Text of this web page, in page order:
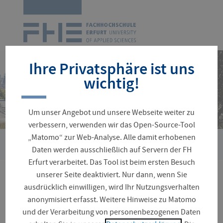
überspringen
Sie
sind
hier:
Fakultäten und Fachrichtungen › Landschaftsarchitektur,
Fakultät
Landschaftsarchitektur,
Ihre Privatsphäre ist uns
wichtig!
Um unser Angebot und unsere Webseite weiter zu
verbessern, verwenden wir das Open-Source-Tool
„Matomo“ zur Web-Analyse. Alle damit erhobenen
Daten werden ausschließlich auf Servern der FH
Erfurt verarbeitet. Das Tool ist beim ersten Besuch
unserer Seite deaktiviert. Nur dann, wenn Sie
ausdrücklich einwilligen, wird Ihr Nutzungsverhalten
anonymisiert erfasst. Weitere Hinweise zu Matomo
und der Verarbeitung von personenbezogenen Daten